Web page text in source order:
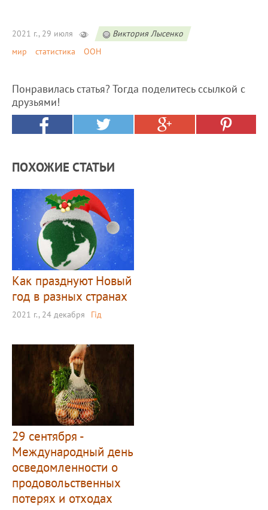
2021 г., 29 июля
Виктория Лысенко
мир
статистика ООН
Понравилась статья? Тогда поделитесь ссылкой с
друзьями!
ПОХОЖИЕ СТАТЬИ
Как празднуют Новый
год в разных странах
2021 г., 24 декабря Гід
29 сентября -
Международный день
осведомленности о
продовольственных
потерях и отходах